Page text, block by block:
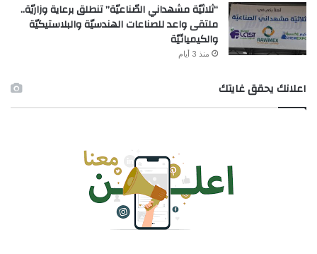
“ثلاثيّة مشهداني الصّناعيّة” تنطلق برعاية وزاريّة..
ملتقى واعد للصناعات الهندسيّة والبلاستيكيّة
والكيميائيّة
منذ 3 أيام
اعلانك يحقق غايتك